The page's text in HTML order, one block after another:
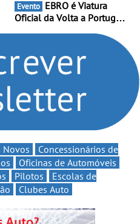
Evento
Oficial da Volta a Portugal
presença nacional ao lado
da mítica prova de ciclismo
e leva a sua gama SUV
multi-energia às estradas
de Portugal
Novos
Concessionários de
Oficinas de Automóveis
Pilotos
Escolas de
Clubes Auto